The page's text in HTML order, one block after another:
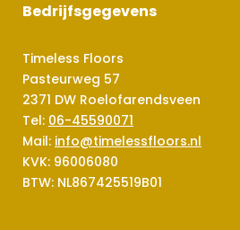
Bedrijfsgegevens
Timeless Floors
Pasteurweg 57
2371 DW Roelofarendsveen
Tel: 06-45590071
Mail: info@timelessfloors.nl
KVK: 96006080
BTW: NL867425519B01